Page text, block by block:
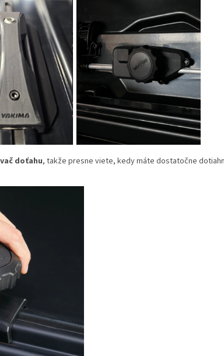
doťahu, takže presne viete, kedy máte dostatočne